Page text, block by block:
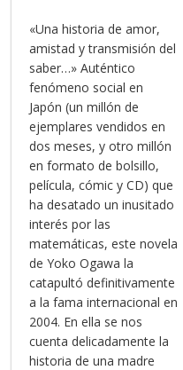
«Una historia de amor,
amistad y transmisión del
saber…» Auténtico
fenómeno social en
Japón (un millón de
ejemplares vendidos en
dos meses, y otro millón
en formato de bolsillo,
película, cómic y CD) que
ha desatado un inusitado
interés por las
matemáticas, este novela
de Yoko Ogawa la
catapultó definitivamente
a la fama internacional en
2004. En ella se nos
cuenta delicadamente la
historia de una madre